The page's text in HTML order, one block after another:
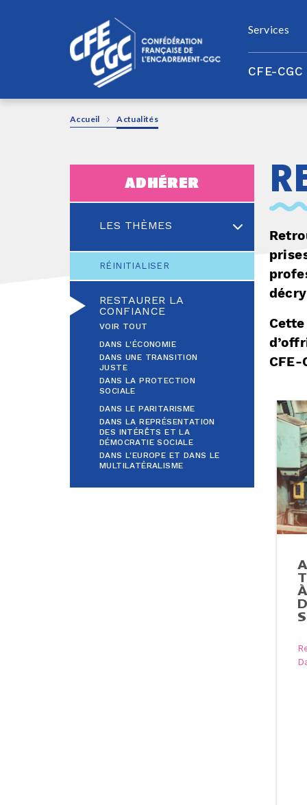
CFE-CGC
Services
Accueil Actualités
adhérer
LES THÈMES
RÉINITIALISER
RESTAURER LA
CONFIANCE
VOIR TOUT
DANS L'ÉCONOMIE
DANS UNE TRANSITION
JUSTE
DANS LA PROTECTION
SOCIALE
DANS LE PARITARISME
DANS LA REPRÉSENTATION
DES INTÉRÊTS ET LA
DÉMOCRATIE SOCIALE
DANS L'EUROPE ET DANS LE
MULTILATÉRALISME
CFE-